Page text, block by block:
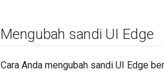
Mengubah sandi UI Edge
Cara Anda mengubah sandi UI Edge